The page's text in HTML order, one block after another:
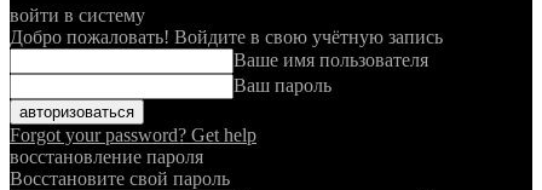
войти в систему
Добро пожаловать! Войдите в свою учётную запись
Ваше имя пользователя
Ваш пароль
Forgot your password? Get help
восстановление пароля
Восстановите свой пароль